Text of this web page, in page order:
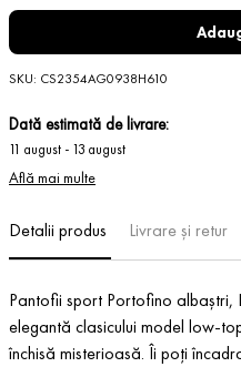
SKU: CS2354AG0938H610
Dată estimată de livrare:
11 august - 13 august
Află mai multe
Detalii produs Livrare și retur
Pantofii sport Portofino
elegantă clasicului model low-
închisă misterioasă. Îi poți